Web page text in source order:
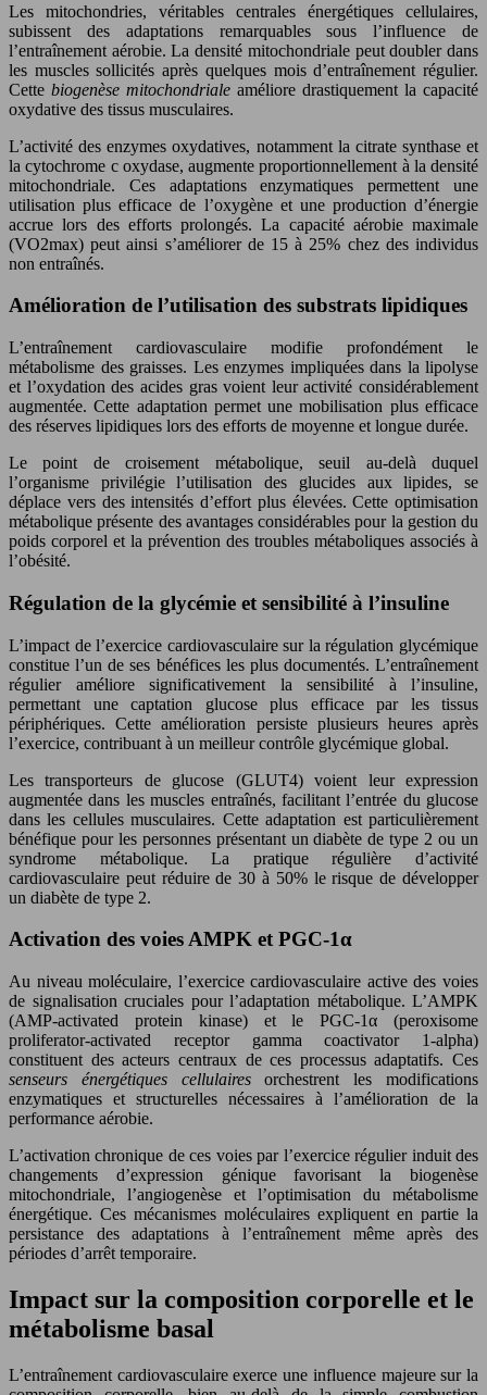
Les mitochondries, véritables centrales énergétiques cellulaires,
subissent des adaptations remarquables sous l’influence de
l’entraînement aérobie. La densité mitochondriale peut doubler dans
les muscles sollicités après quelques mois d’entraînement régulier.
Cette biogenèse mitochondriale améliore drastiquement la capacité
oxydative des tissus musculaires.
L’activité des enzymes oxydatives, notamment la citrate synthase et
la cytochrome c oxydase, augmente proportionnellement à la densité
mitochondriale. Ces adaptations enzymatiques permettent une
utilisation plus efficace de l’oxygène et une production d’énergie
accrue lors des efforts prolongés. La capacité aérobie maximale
(VO2max) peut ainsi s’améliorer de 15 à 25% chez des individus
non entraînés.
Amélioration de l’utilisation des substrats lipidiques
L’entraînement cardiovasculaire modifie profondément le
métabolisme des graisses. Les enzymes impliquées dans la lipolyse
et l’oxydation des acides gras voient leur activité considérablement
augmentée. Cette adaptation permet une mobilisation plus efficace
des réserves lipidiques lors des efforts de moyenne et longue durée.
Le point de croisement métabolique, seuil au-delà duquel
l’organisme privilégie l’utilisation des glucides aux lipides, se
déplace vers des intensités d’effort plus élevées. Cette optimisation
métabolique présente des avantages considérables pour la gestion du
poids corporel et la prévention des troubles métaboliques associés à
l’obésité.
Régulation de la glycémie et sensibilité à l’insuline
L’impact de l’exercice cardiovasculaire sur la régulation glycémique
constitue l’un de ses bénéfices les plus documentés. L’entraînement
régulier améliore significativement la sensibilité à l’insuline,
permettant une captation glucose plus efficace par les tissus
périphériques. Cette amélioration persiste plusieurs heures après
l’exercice, contribuant à un meilleur contrôle glycémique global.
Les transporteurs de glucose (GLUT4) voient leur expression
augmentée dans les muscles entraînés, facilitant l’entrée du glucose
dans les cellules musculaires. Cette adaptation est particulièrement
bénéfique pour les personnes présentant un diabète de type 2 ou un
syndrome métabolique. La pratique régulière d’activité
cardiovasculaire peut réduire de 30 à 50% le risque de développer
un diabète de type 2.
Activation des voies AMPK et PGC-1α
Au niveau moléculaire, l’exercice cardiovasculaire active des voies
de signalisation cruciales pour l’adaptation métabolique. L’AMPK
(AMP-activated protein kinase) et le PGC-1α (peroxisome
proliferator-activated receptor gamma coactivator 1-alpha)
constituent des acteurs centraux de ces processus adaptatifs. Ces
senseurs énergétiques cellulairesorchestrent les modifications
enzymatiques et structurelles nécessaires à l’amélioration de la
performance aérobie.
L’activation chronique de ces voies par l’exercice régulier induit des
changements d’expression génique favorisant la biogenèse
mitochondriale, l’angiogenèse et l’optimisation du métabolisme
énergétique. Ces mécanismes moléculaires expliquent en partie la
persistance des adaptations à l’entraînement même après des
périodes d’arrêt temporaire.
Impact sur la composition corporelle et le
métabolisme basal
L’entraînement cardiovasculaire exerce une influence majeure sur la